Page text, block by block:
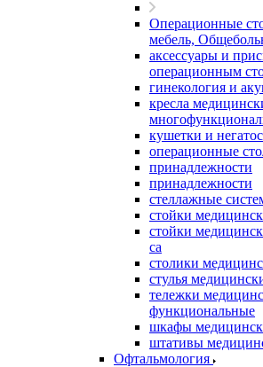
Операционные
мебель,
аксессуары и
операционным
гинекология и
кресла
кушетки и
операционные
принадлежности
принадлежности
стеллажные
стойки
стойки
са
столики
стулья
тележки
функциональные
шкафы
штативы
Офтальмология